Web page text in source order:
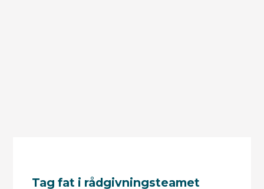
Tag fat i rådgivningsteamet